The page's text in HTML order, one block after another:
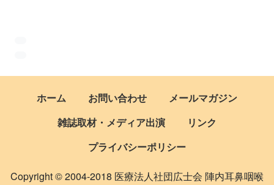
ホーム お問い合わせ
メールマガジン
雑誌取材・メディア出演
リンク
プライバシーポリシー
Copyright © 2004-2018 医療法人社団広士会 陣内耳鼻咽喉